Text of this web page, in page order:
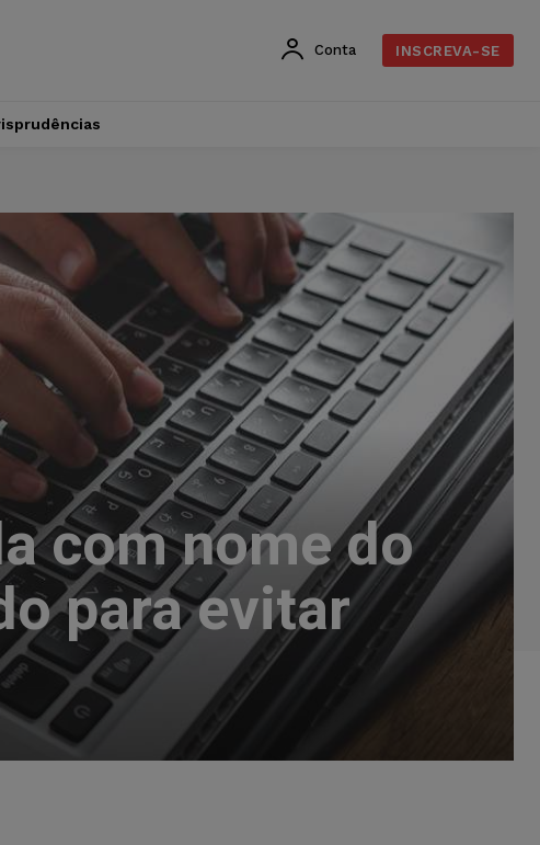
Conta INSCREVA-SE
com nome do
para evitar